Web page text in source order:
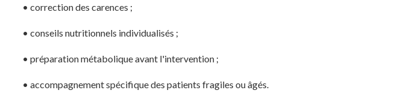
• correction des carences ;
• conseils nutritionnels individualisés ;
• préparation métabolique avant l'intervention ;
• accompagnement spécifique des patients fragiles ou âgés.